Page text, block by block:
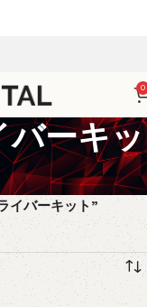
0
バーキッ
バーキット”